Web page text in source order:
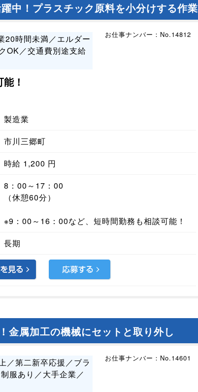
中！プラスチック原料を小分けする作業
お仕事ナンバー：No.14812
20時間未満／エルダー
OK／交通費別途支給
！
製造業
市川三郷町
時給 1,200 円
8：00～17：00
（休憩60分）
※9：00～16：00など、短時間勤務も相談可能！
長期
金属加工の機械にセットと取り外し
お仕事ナンバー：No.14601
／第二新卒応援／ブラ
服あり／大手企業／